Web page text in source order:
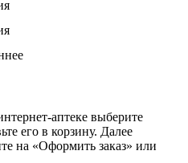
аптеке выберите
его в корзину. Далее
на «Оформить заказ» или